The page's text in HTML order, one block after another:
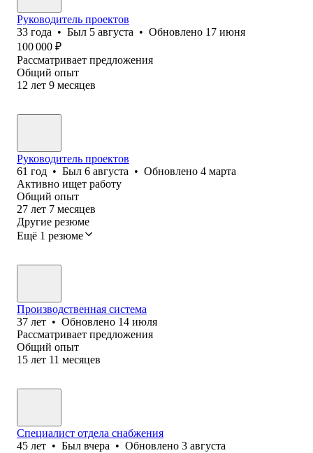
Руководитель проектов
33 года • Был 5 августа • Обновлено 17 июня
100 000 ₽
Рассматривает предложения
Общий опыт
12 лет 9 месяцев
Руководитель проектов
61 год • Был 6 августа • Обновлено 4 марта
Активно ищет работу
Общий опыт
27 лет 7 месяцев
Другие резюме
Ещё 1 резюме
Производственная система
37 лет • Обновлено 14 июля
Рассматривает предложения
Общий опыт
15 лет 11 месяцев
Специалист отдела снабжения
45 лет • Был вчера • Обновлено 3 августа